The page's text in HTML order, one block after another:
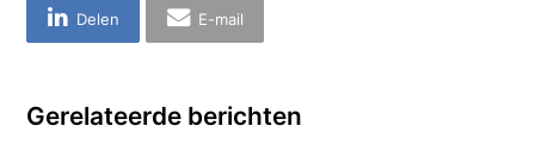
Delen E-mail
Gerelateerde berichten